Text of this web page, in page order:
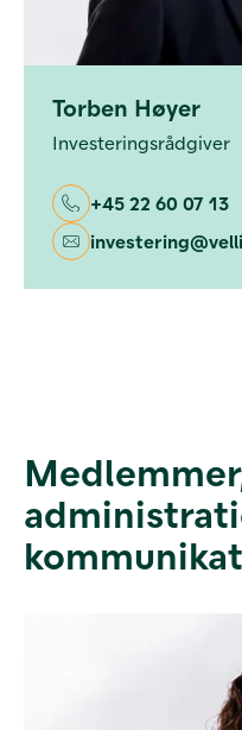
Torben Høyer
Investeringsrådgiver
+45 22 60 07 13